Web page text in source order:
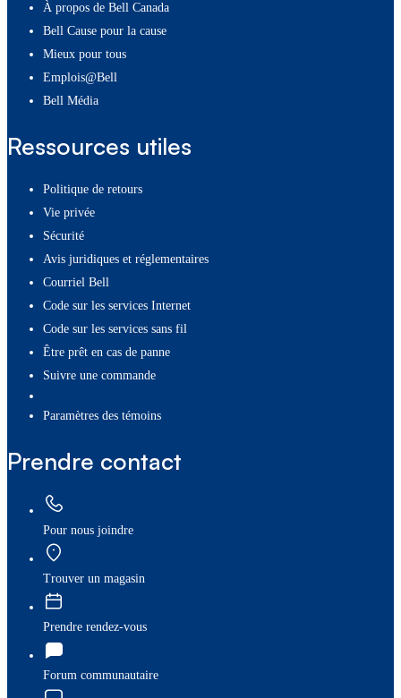
À propos de Bell Canada
Bell Cause pour la cause
Mieux pour tous
Emplois@Bell
Bell Média
Ressources utiles
Politique de retours
Vie privée
Sécurité
Avis juridiques et réglementaires
Courriel Bell
Code sur les services Internet
Code sur les services sans fil
Être prêt en cas de panne
Suivre une commande
paramètres des témoins
Prendre contact
Pour nous joindre
Trouver un magasin
Prendre rendez-vous
Forum communautaire